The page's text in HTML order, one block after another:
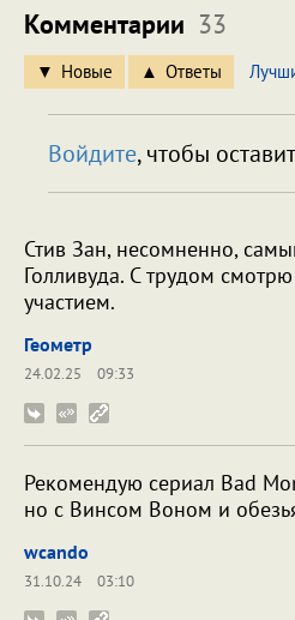
Комментарии 33
Новые Ответы
Войдите, чтобы
Стив Зан, несомненно,
Голливуда. С трудом
участием.
Геометр
24.02.25
09:33
Рекомендую сериал Bad
но с Винсом Воном и
wcando
31.10.24
03:10